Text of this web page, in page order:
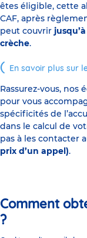
êtes éligible, cette
CAF, après
peut couvrir
crèche.
En savoir plus sur
Rassurez-vous, nos
pour vous
spécificités de
dans le calcul de
pas à les contacter
prix d’un appel).
Comment
?